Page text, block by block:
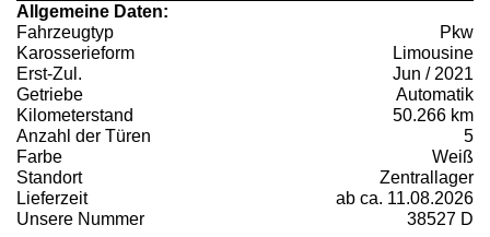
Allgemeine Daten:
Fahrzeugtyp
Pkw
Karosserieform
Limousine
Erst-Zul.
Jun / 2021
Getriebe
Automatik
Kilometerstand
50.266 km
Anzahl der Türen
5
Farbe
Weiß
Standort
Zentrallager
Lieferzeit
ab ca. 11.08.2026
Unsere Nummer
38527 D